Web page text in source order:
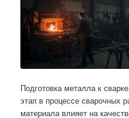
Подготовка металла к
этап в процессе сварочных
материала влияет на